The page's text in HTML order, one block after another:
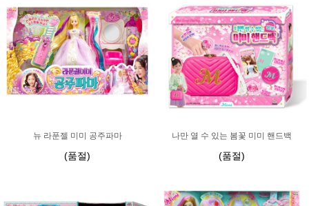
뉴 라푼젤 미미 공주파마
(품절)
나만 열 수 있는 봄꽃 미미 핸드백
(품절)